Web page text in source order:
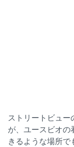
ストリートビュ
が、ユースビオの
きるような場所で